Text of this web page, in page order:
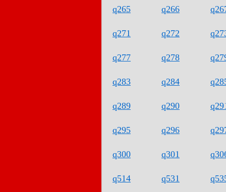
q265 q266
q271 q272
q277 q278
q283 q284
q289 q290
q295 q296
q300 q301
q514 q531